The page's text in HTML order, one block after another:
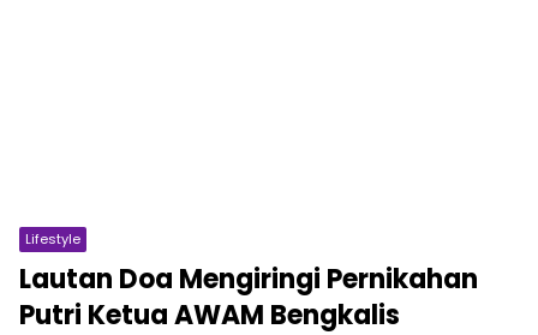
Lifestyle
Lautan Doa Mengiringi Pernikahan
Putri Ketua AWAM Bengkalis